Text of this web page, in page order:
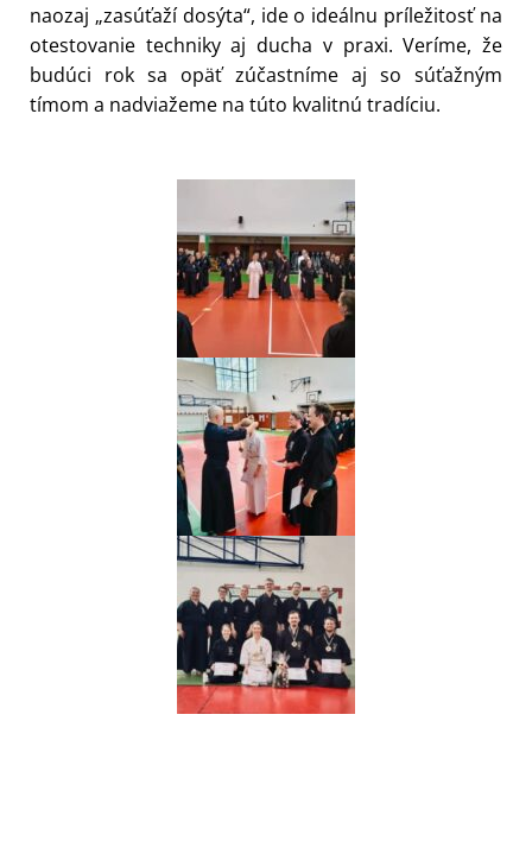
naozaj „zasúťaží dosýta“, ide o ideálnu príležitosť na
otestovanie techniky aj ducha v praxi. Veríme, že
budúci rok sa opäť zúčastníme aj so súťažným
tímom a nadviažeme na túto kvalitnú tradíciu.